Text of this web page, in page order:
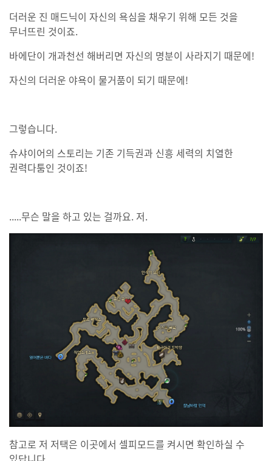
더러운 진 매드닉이 자신의 욕심을 채우기 위해 모든 것을
무너뜨린 것이죠.
바에단이 개과천선 해버리면 자신의 명분이 사라지기 때문에!
자신의 더러운 야욕이 물거품이 되기 때문에!
그렇습니다.
슈샤이어의 스토리는 기존 기득권과 신흥 세력의 치열한
권력다툼인 것이죠!
.....무슨 말을 하고 있는 걸까요. 저.
참고로 저 저택은 이곳에서 셀피모드를 켜시면 확인하실 수